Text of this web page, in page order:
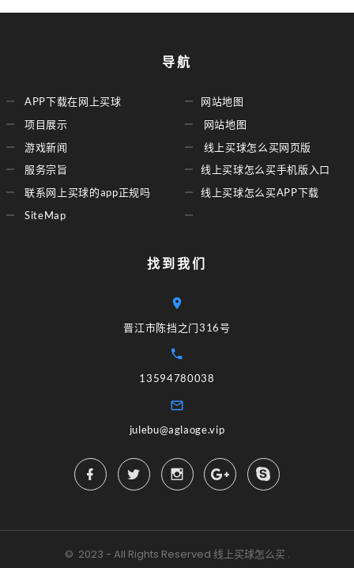
导航
APP下载在网上买球
项目展示
游戏新闻
服务宗旨
联系网上买球的app正规吗
SiteMap
网站地图
网站地图
线上买球怎么买网页版
线上买球怎么买手机版入口
线上买球怎么买APP下载
找到我们
晋江市陈挡之门316号
13594780038
julebu@aglaoge.vip
© 2023 - All Rights Reserved 线上买球怎么买 .